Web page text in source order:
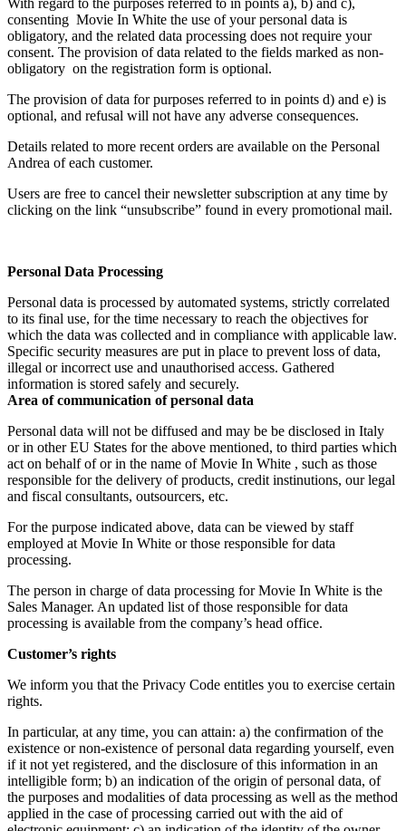
With regard to the purposes referred to in points a), b) and c),
consenting Movie In White the use of your personal data is
obligatory, and the related data processing does not require your
consent. The provision of data related to the fields marked as non-
obligatory on the registration form is optional.
The provision of data for purposes referred to in points d) and e) is
optional, and refusal will not have any adverse consequences.
Details related to more recent orders are available on the Personal
Andrea of each customer.
Users are free to cancel their newsletter subscription at any time by
clicking on the link “unsubscribe” found in every promotional mail.
Personal Data Processing
Personal data is processed by automated systems, strictly correlated
to its final use, for the time necessary to reach the objectives for
which the data was collected and in compliance with applicable law.
Specific security measures are put in place to prevent loss of data,
illegal or incorrect use and unauthorised access. Gathered
information is stored safely and securely.
Area of communication of personal data
Personal data will not be diffused and may be be disclosed in Italy
or in other EU States for the above mentioned, to third parties which
act on behalf of or in the name of Movie In White , such as those
responsible for the delivery of products, credit instinutions, our legal
and fiscal consultants, outsourcers, etc.
For the purpose indicated above, data can be viewed by staff
employed at Movie In White or those responsible for data
processing.
The person in charge of data processing for Movie In White is the
Sales Manager. An updated list of those responsible for data
processing is available from the company’s head office.
Customer’s rights
We inform you that the Privacy Code entitles you to exercise certain
rights.
In particular, at any time, you can attain: a) the confirmation of the
existence or non-existence of personal data regarding yourself, even
if it not yet registered, and the disclosure of this information in an
intelligible form; b) an indication of the origin of personal data, of
the purposes and modalities of data processing as well as the method
applied in the case of processing carried out with the aid of